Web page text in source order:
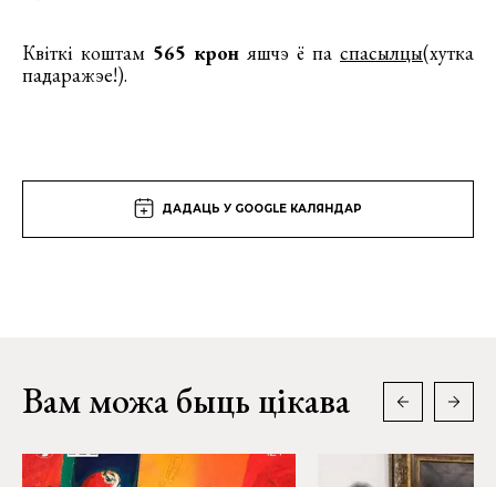
Квіткі коштам 565 крон яшчэ ё па спасылцы(хутка
падаражэе!).
ДАДАЦЬ У GOOGLE КАЛЯНДАР
Вам можа быць цікава